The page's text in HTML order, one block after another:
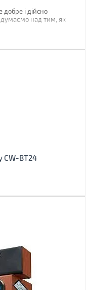
і дійсно
думаємо над тим, як
правильно його
BT24